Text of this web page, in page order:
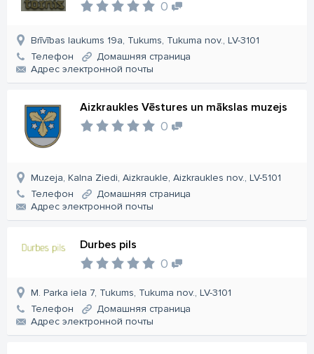
0
Brīvības laukums 19a, Tukums, Tukuma nov., LV-3101
Телефон
Домашняя страница
Aдрес электронной почты
Aizkraukles Vēstures un mākslas muzejs
0
Muzeja, Kalna Ziedi, Aizkraukle, Aizkraukles nov., LV-5101
Телефон
Домашняя страница
Aдрес электронной почты
Durbes pils
0
M. Parka iela 7, Tukums, Tukuma nov., LV-3101
Телефон
Домашняя страница
Aдрес электронной почты